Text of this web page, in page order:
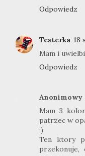
Odpowiedz
Testerka 18
Mam i
Odpowiedz
Anonimowy
Mam 3
patrzec w
;)
Ten ktory